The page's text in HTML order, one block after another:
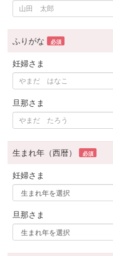
ふりがな 必須
妊婦さま
旦那さま
生まれ年（西暦） 必須
妊婦さま
旦那さま